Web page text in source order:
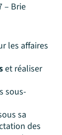
– Brie
les affaires
et réaliser
sous-
sa
des